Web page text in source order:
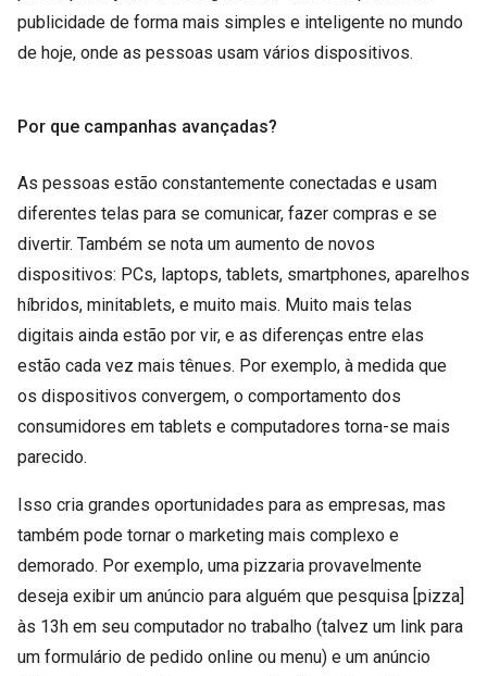
publicidade de forma mais simples e inteligente no mundo
de hoje, onde as pessoas usam vários dispositivos.
Por que campanhas avançadas?
As pessoas estão constantemente conectadas e usam
diferentes telas para se comunicar, fazer compras e se
divertir. Também se nota um aumento de novos
dispositivos: PCs, laptops, tablets, smartphones, aparelhos
híbridos, minitablets, e muito mais. Muito mais telas
digitais ainda estão por vir, e as diferenças entre elas
estão cada vez mais tênues. Por exemplo, à medida que
os dispositivos convergem, o comportamento dos
consumidores em tablets e computadores torna-se mais
parecido.
Isso cria grandes oportunidades para as empresas, mas
também pode tornar o marketing mais complexo e
demorado. Por exemplo, uma pizzaria provavelmente
deseja exibir um anúncio para alguém que pesquisa [pizza]
às 13h em seu computador no trabalho (talvez um link para
um formulário de pedido online ou menu) e um anúncio